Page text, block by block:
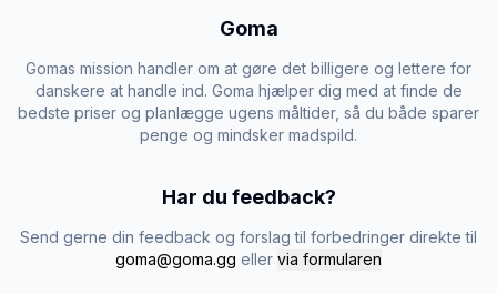
Goma
Gomas mission handler om at gøre det billigere og lettere for
danskere at handle ind. Goma hjælper dig med at finde de
bedste priser og planlægge ugens måltider, så du både sparer
penge og mindsker madspild.
Har du feedback?
Send gerne din feedback og forslag til forbedringer direkte til
goma@goma.gg eller via formularen